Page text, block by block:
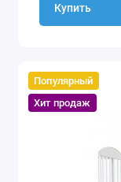
Купить
Популярный
Хит продаж